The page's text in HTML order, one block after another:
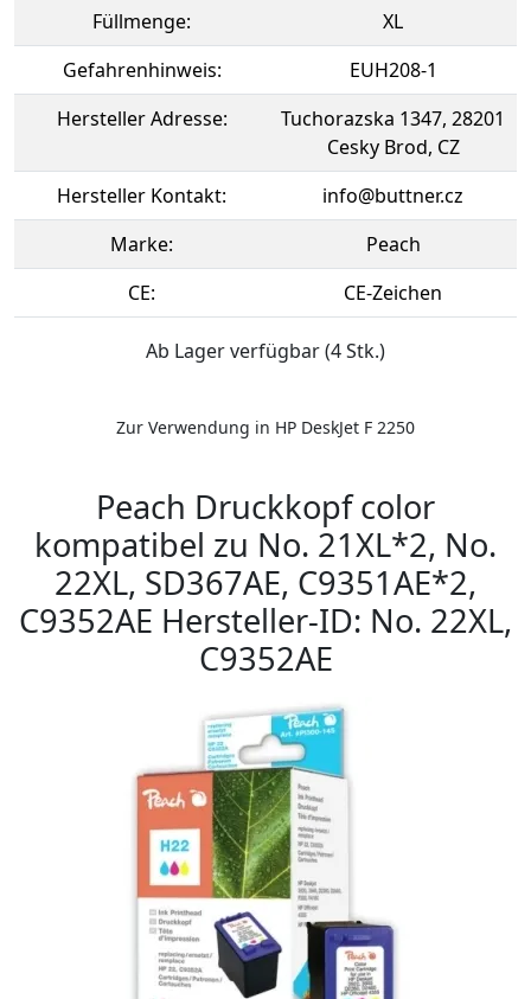
Füllmenge:
XL
Gefahrenhinweis:
EUH208-1
Hersteller Adresse:
Tuchorazska 1347, 28201
Cesky Brod, CZ
Hersteller Kontakt:
info@buttner.cz
Marke:
Peach
CE:
CE-Zeichen
Ab Lager verfügbar (4 Stk.)
Zur Verwendung in HP DeskJet F 2250
Peach Druckkopf color
kompatibel zu No. 21XL*2, No.
22XL, SD367AE, C9351AE*2,
C9352AE Hersteller-ID: No. 22XL,
C9352AE